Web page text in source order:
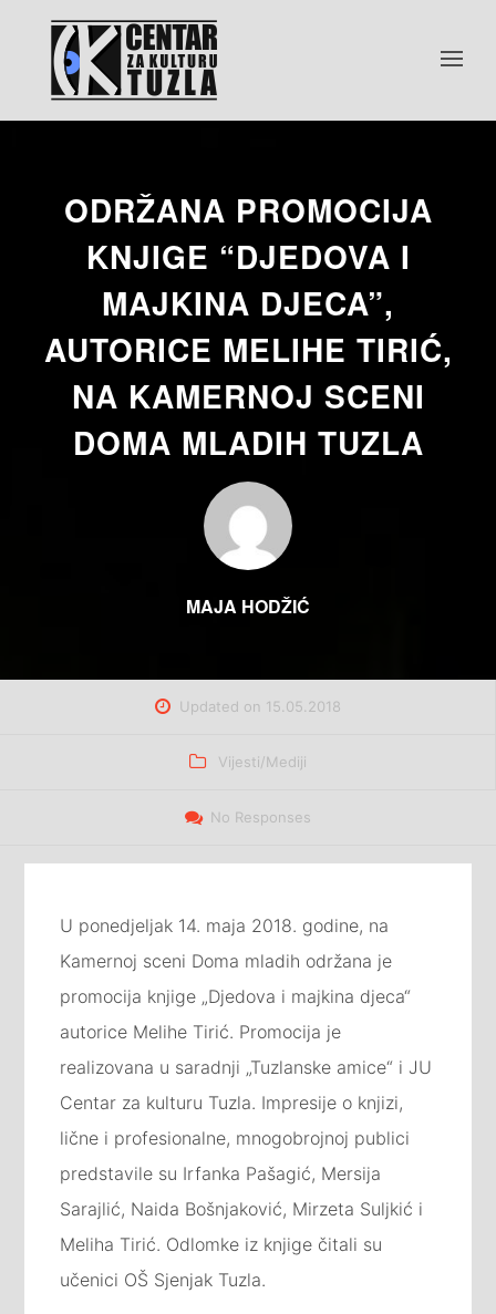
ODRŽANA PROMOCIJA
KNJIGE “DJEDOVA I
MAJKINA DJECA”,
AUTORICE MELIHE TIRIĆ,
NA KAMERNOJ SCENI
DOMA MLADIH TUZLA
MAJA HODŽIĆ
Updated on 15.05.2018
Categories
Vijesti/Mediji
No Responses
U ponedjeljak 14. maja 2018. godine, na
Kamernoj sceni Doma mladih održana je
promocija knjige „Djedova i majkina djeca“
autorice Melihe Tirić. Promocija je
realizovana u saradnji „Tuzlanske amice“ i JU
Centar za kulturu Tuzla. Impresije o knjizi,
lične i profesionalne, mnogobrojnoj publici
predstavile su Irfanka Pašagić, Mersija
Sarajlić, Naida Bošnjaković, Mirzeta Suljkić i
Meliha Tirić. Odlomke iz knjige čitali su
učenici OŠ Sjenjak Tuzla.